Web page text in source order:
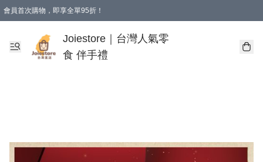
會員首次購物，即享全單95折！
購物滿 HKD 350.00即享免運費優惠！（適用於 本地送貨、本地取貨 )
Joiestore｜台灣人氣零
食 伴手禮